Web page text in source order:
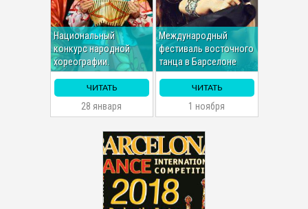
Национальный
конкурс народной
хореографии.
ЧИТАТЬ
28 января
Международный
фестиваль восточного
танца в Барселоне
ЧИТАТЬ
1 ноября